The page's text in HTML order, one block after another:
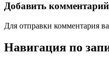
Добавить комментарий
Для отправки комментария
Навигация по